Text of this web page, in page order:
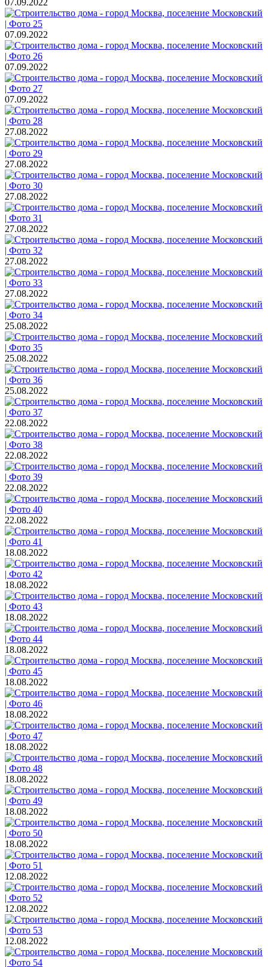
07.09.2022
07.09.2022
07.09.2022
27.08.2022
27.08.2022
27.08.2022
27.08.2022
27.08.2022
27.08.2022
25.08.2022
25.08.2022
25.08.2022
22.08.2022
22.08.2022
22.08.2022
22.08.2022
18.08.2022
18.08.2022
18.08.2022
18.08.2022
18.08.2022
18.08.2022
18.08.2022
18.08.2022
18.08.2022
18.08.2022
12.08.2022
12.08.2022
12.08.2022